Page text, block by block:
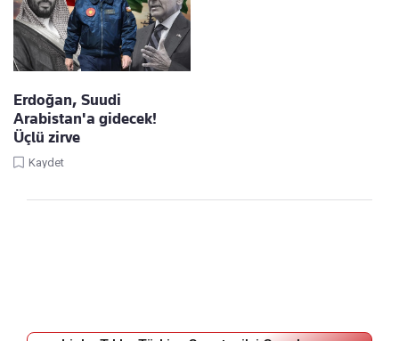
Erdoğan, Suudi
Arabistan'a gidecek!
Üçlü zirve
Kaydet